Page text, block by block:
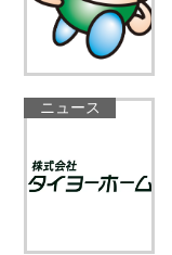
ニュース